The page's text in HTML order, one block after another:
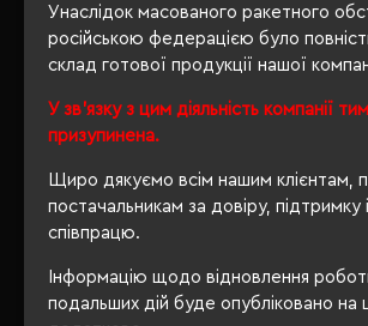
Унаслідок масованого ракетного
російською федерацією було
склад готової продукції нашої
У зв'язку з цим діяльність компанії
призупинена.
Щиро дякуємо всім нашим клієнтам,
постачальникам за довіру, підтримку
співпрацю.
Інформацію щодо відновлення
подальших дій буде опубліковано на
РЕКОМЕНДУЄМО